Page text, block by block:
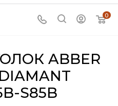
0
ABBER
S85B